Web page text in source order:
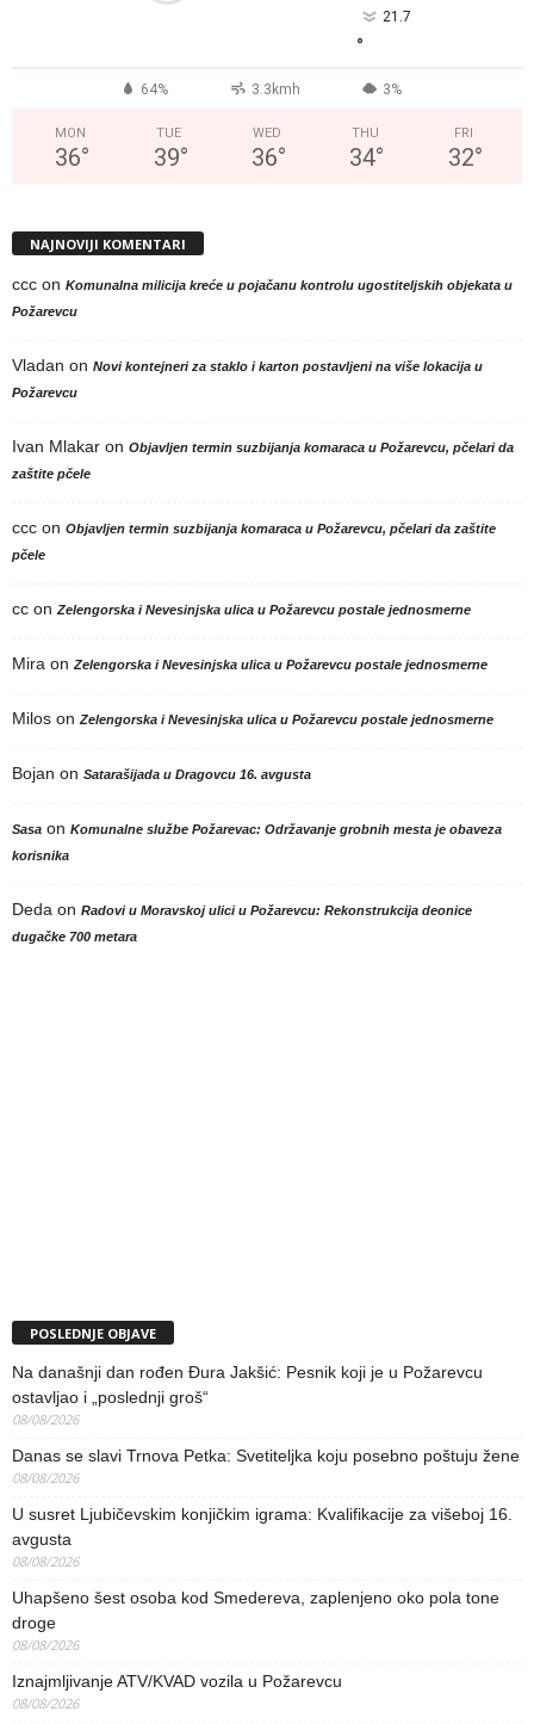
21.7
°
64% 3.3kmh 3%
MON
36°
TUE
39°
WED
36°
THU
34°
FRI
32°
NAJNOVIJI KOMENTARI
ccc on Komunalna milicija kreće u pojačanu kontrolu ugostiteljskih objekata u
Požarevcu
Vladan on Novi kontejneri za staklo i karton postavljeni na više lokacija u
Požarevcu
Ivan Mlakar on Objavljen termin suzbijanja komaraca u Požarevcu, pčelari da
zaštite pčele
ccc on Objavljen termin suzbijanja komaraca u Požarevcu, pčelari da zaštite
pčele
cc on Zelengorska i Nevesinjska ulica u Požarevcu postale jednosmerne
Mira on Zelengorska i Nevesinjska ulica u Požarevcu postale jednosmerne
Milos on Zelengorska i Nevesinjska ulica u Požarevcu postale jednosmerne
Bojan on Satarašijada u Dragovcu 16. avgusta
Sasa on Komunalne službe Požarevac: Održavanje grobnih mesta je obaveza
korisnika
Deda on Radovi u Moravskoj ulici u Požarevcu: Rekonstrukcija deonice
dugačke 700 metara
POSLEDNJE OBJAVE
Na današnji dan rođen Đura Jakšić: Pesnik koji je u Požarevcu
ostavljao i „poslednji groš“
08/08/2026
Danas se slavi Trnova Petka: Svetiteljka koju posebno poštuju žene
08/08/2026
U susret Ljubičevskim konjičkim igrama: Kvalifikacije za višeboj 16.
avgusta
08/08/2026
Uhapšeno šest osoba kod Smedereva, zaplenjeno oko pola tone
droge
08/08/2026
Iznajmljivanje ATV/KVAD vozila u Požarevcu
08/08/2026